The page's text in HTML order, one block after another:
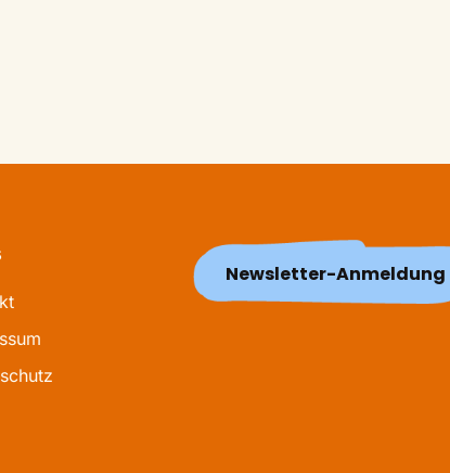
Newsletter-Anmeldung